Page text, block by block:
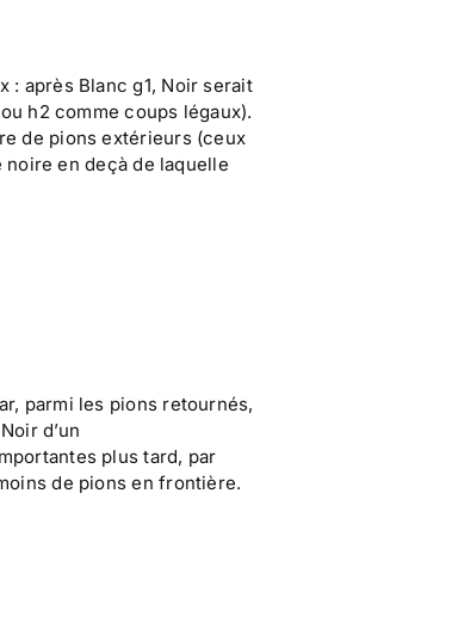
: après Blanc g1, Noir serait
h2 comme coups légaux).
de pions extérieurs (ceux
en deçà de laquelle
parmi les pions retournés,
d’un
plus tard, par
de pions en frontière.